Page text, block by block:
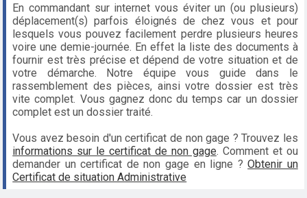
En commandant sur internet vous éviter un (ou plusieurs)
déplacement(s) parfois éloignés de chez vous et pour
lesquels vous pouvez facilement perdre plusieurs heures
voire une demie-journée. En effet la liste des documents à
fournir est très précise et dépend de votre situation et de
votre démarche. Notre équipe vous guide dans le
rassemblement des pièces, ainsi votre dossier est très
vite complet. Vous gagnez donc du temps car un dossier
complet est un dossier traité.
Vous avez besoin d'un certificat de non gage ? Trouvez les
informations sur le certificat de non gage. Comment et ou
demander un certificat de non gage en ligne ?Obtenir un
Certificat de situation Administrative